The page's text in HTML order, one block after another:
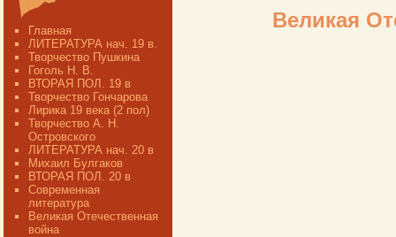
Главная
ЛИТЕРАТУРА нач. 19 в.
Творчество Пушкина
Гоголь Н. В.
ВТОРАЯ ПОЛ. 19 в
Творчество Гончарова
Лирика 19 века (2 пол)
Творчество А. Н.
Островского
ЛИТЕРАТУРА нач. 20 в
Михаил Булгаков
ВТОРАЯ ПОЛ. 20 в
Современная
литература
Великая Отечественная
война
Великая